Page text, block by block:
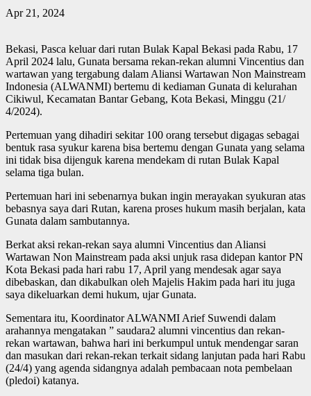
Apr 21, 2024
Bekasi, Pasca keluar dari rutan Bulak Kapal Bekasi pada Rabu, 17
April 2024 lalu, Gunata bersama rekan-rekan alumni Vincentius dan
wartawan yang tergabung dalam Aliansi Wartawan Non Mainstream
Indonesia (ALWANMI) bertemu di kediaman Gunata di kelurahan
Cikiwul, Kecamatan Bantar Gebang, Kota Bekasi, Minggu (21/
4/2024).
Pertemuan yang dihadiri sekitar 100 orang tersebut digagas sebagai
bentuk rasa syukur karena bisa bertemu dengan Gunata yang selama
ini tidak bisa dijenguk karena mendekam di rutan Bulak Kapal
selama tiga bulan.
Pertemuan hari ini sebenarnya bukan ingin merayakan syukuran atas
bebasnya saya dari Rutan, karena proses hukum masih berjalan, kata
Gunata dalam sambutannya.
Berkat aksi rekan-rekan saya alumni Vincentius dan Aliansi
Wartawan Non Mainstream pada aksi unjuk rasa didepan kantor PN
Kota Bekasi pada hari rabu 17, April yang mendesak agar saya
dibebaskan, dan dikabulkan oleh Majelis Hakim pada hari itu juga
saya dikeluarkan demi hukum, ujar Gunata.
Sementara itu, Koordinator ALWANMI Arief Suwendi dalam
arahannya mengatakan ” saudara2 alumni vincentius dan rekan-
rekan wartawan, bahwa hari ini berkumpul untuk mendengar saran
dan masukan dari rekan-rekan terkait sidang lanjutan pada hari Rabu
(24/4) yang agenda sidangnya adalah pembacaan nota pembelaan
(pledoi) katanya.